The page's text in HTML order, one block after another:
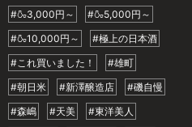
#🍶3,000円～
#🍶5,000円～
#🍶10,000円～
#極上の日本酒
#これ買いました！
#雄町
#朝日米
#新澤醸造店
#磯自慢
#森嶋
#天美
#東洋美人